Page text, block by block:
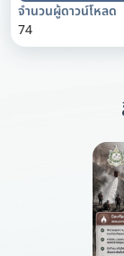
จำนวนผู้ดาวน์โหลด
74